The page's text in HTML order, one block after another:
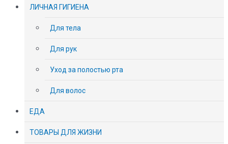
ЛИЧНАЯ ГИГИЕНА
Для тела
Для рук
Уход за полостью рта
Для волос
ЕДА
ТОВАРЫ ДЛЯ ЖИЗНИ